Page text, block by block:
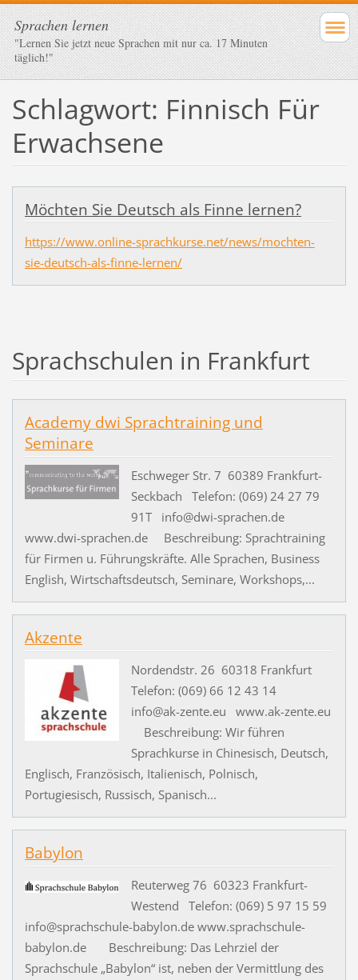
Sprachen lernen
"Lernen Sie jetzt neue Sprachen mit nur ca. 17 Minuten
täglich!"
Schlagwort: Finnisch Für
Erwachsene
Möchten Sie Deutsch als Finne lernen?
https://www.online-sprachkurse.net/news/mochten-
sie-deutsch-als-finne-lernen/
Sprachschulen in Frankfurt
Academy dwi Sprachtraining und
Seminare
Eschweger Str. 7 60389 Frankfurt-
Seckbach Telefon: (069) 24 27 79
91T info@dwi-sprachen.de
www.dwi-sprachen.de Beschreibung: Sprachtraining
für Firmen u. Führungskräfte. Alle Sprachen, Business
English, Wirtschaftsdeutsch, Seminare, Workshops,...
Akzente
Nordendstr. 26 60318 Frankfurt
Telefon: (069) 66 12 43 14
info@ak-zente.eu www.ak-zente.eu
Beschreibung: Wir führen
Sprachkurse in Chinesisch, Deutsch,
Englisch, Französisch, Italienisch, Polnisch,
Portugiesisch, Russisch, Spanisch...
Babylon
Reuterweg 76 60323 Frankfurt-
Westend Telefon: (069) 5 97 15 59
info@sprachschule-babylon.de www.sprachschule-
babylon.de Beschreibung: Das Lehrziel der
Sprachschule „Babylon“ ist, neben der Vermittlung des